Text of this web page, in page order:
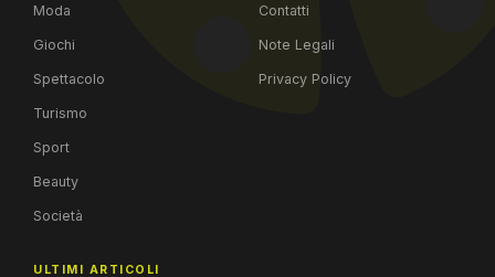
Moda
Giochi
Spettacolo
Turismo
Sport
Beauty
Società
Contatti
Note Legali
Privacy Policy
ULTIMI ARTICOLI